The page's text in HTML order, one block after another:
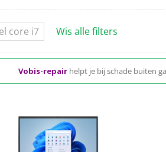
core i7 Wis alle filters
Vobis-repair helpt je bij schade buiten